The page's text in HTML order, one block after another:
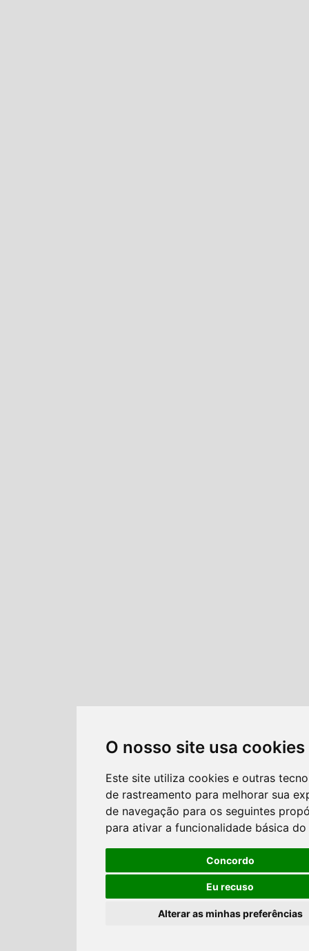
O nosso site usa cookies
Este site utiliza cookies e outras
de rastreamento para melhorar sua
de navegação para os seguintes
para ativar a funcionalidade básica
Concordo
Eu recuso
Alterar as minhas preferências